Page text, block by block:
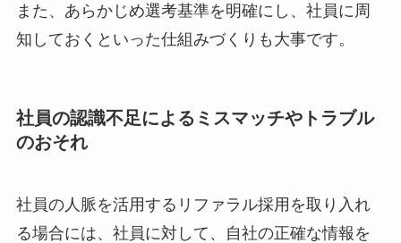
また、あらかじめ選考基準を明確にし、社員に周
知しておくといった仕組みづくりも大事です。
社員の認識不足によるミスマッチやトラブル
のおそれ
社員の人脈を活用するリファラル採用を取り入れ
る場合には、社員に対して、自社の正確な情報を